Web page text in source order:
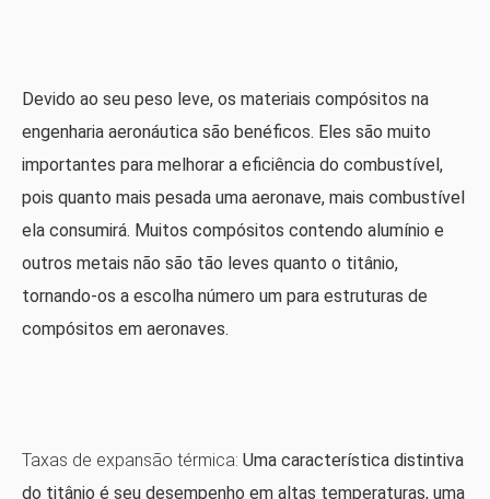
Devido ao seu peso leve, os materiais compósitos na
engenharia aeronáutica são benéficos. Eles são muito
importantes para melhorar a eficiência do combustível,
pois quanto mais pesada uma aeronave, mais combustível
ela consumirá. Muitos compósitos contendo alumínio e
outros metais não são tão leves quanto o titânio,
tornando-os a escolha número um para estruturas de
compósitos em aeronaves.
Taxas de expansão térmica: Uma característica distintiva
do titânio é seu desempenho em altas temperaturas, uma